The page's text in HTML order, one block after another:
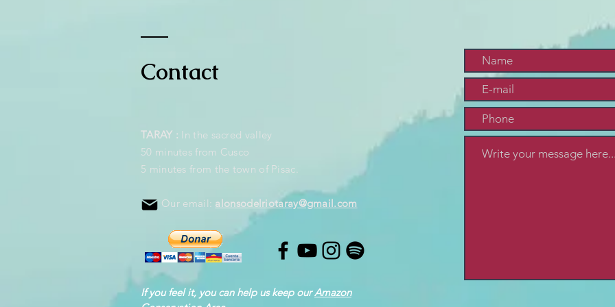
Contact
TARAY : I n the sacred valley
50 minutes from Cusco
5 minutes from the town of Pisac.
Our email: alonsodelriotaray@gmail.com
If you feel it, you can help us keep ourAmazon